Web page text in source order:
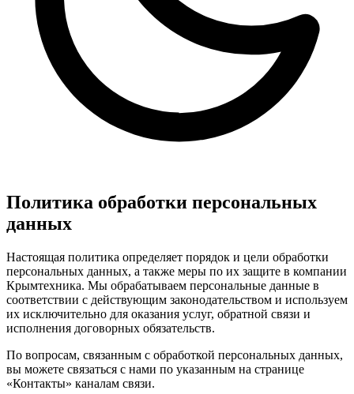
Политика обработки персональных
данных
Настоящая политика определяет порядок и цели обработки
персональных данных, а также меры по их защите в компании
Крымтехника. Мы обрабатываем персональные данные в
соответствии с действующим законодательством и используем
их исключительно для оказания услуг, обратной связи и
исполнения договорных обязательств.
По вопросам, связанным с обработкой персональных данных,
вы можете связаться с нами по указанным на странице
«Контакты» каналам связи.